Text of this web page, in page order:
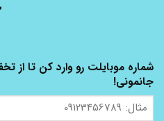
شماره موبایلت رو وارد کن تا از
جانمونی!
مثال:
09123456789